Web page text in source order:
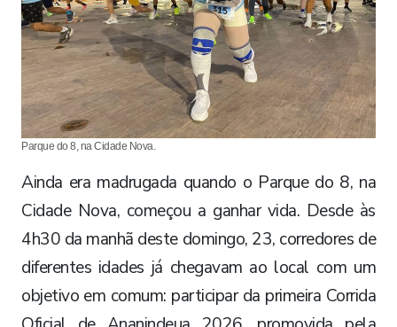
Parque do 8, na Cidade Nova.
Ainda era madrugada quando o Parque do 8, na
Cidade Nova, começou a ganhar vida. Desde às
4h30 da manhã deste domingo, 23, corredores de
diferentes idades já chegavam ao local com um
objetivo em comum: participar da primeira Corrida